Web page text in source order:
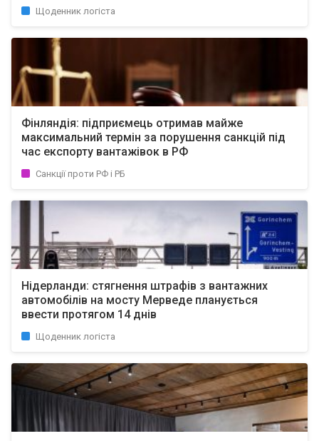
Щоденник логіста
Фінляндія: підприємець отримав майже
максимальний термін за порушення санкцій під
час експорту вантажівок в РФ
Санкції проти РФ і РБ
Нідерланди: стягнення штрафів з вантажних
автомобілів на мосту Мерведе планується
ввести протягом 14 днів
Щоденник логіста